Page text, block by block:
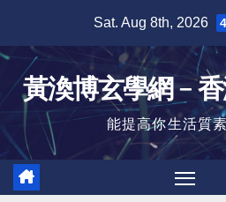
content
Sat. Aug 8th, 2026
黃渙博玄學網﹣
能提高你生活質